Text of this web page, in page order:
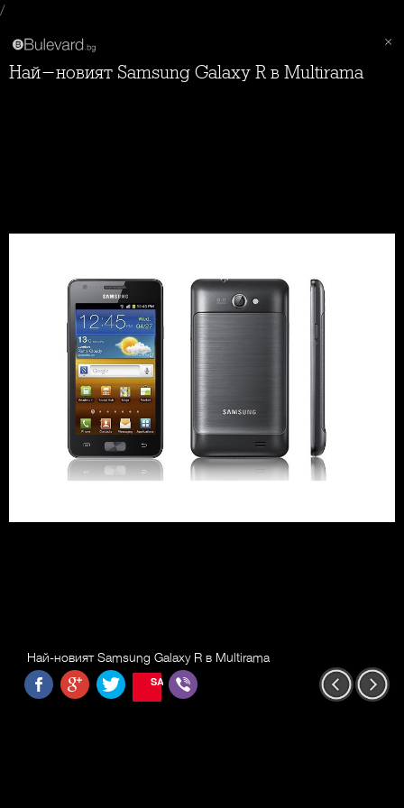
/
Най-новият Samsung Galaxy R в Multirama
Най-новият Samsung Galaxy R в Multirama
SAVE